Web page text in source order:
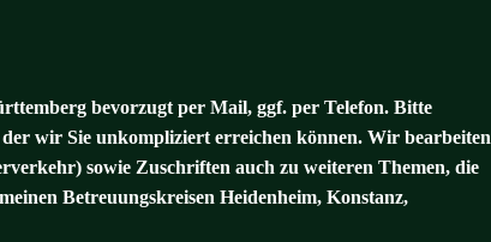
bevorzugt per Mail, ggf. per Telefon. Bitte
wir Sie unkompliziert erreichen können. Wir bearbeiten
sowie Zuschriften auch zu weiteren Themen, die
Betreuungskreisen Heidenheim, Konstanz,